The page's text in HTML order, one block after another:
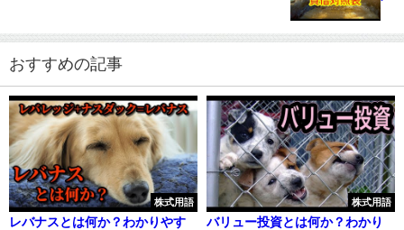
おすすめの記事
株式用語
レバナスとは何か？わかりやす
株式用語
バリュー投資とは何か？わかり